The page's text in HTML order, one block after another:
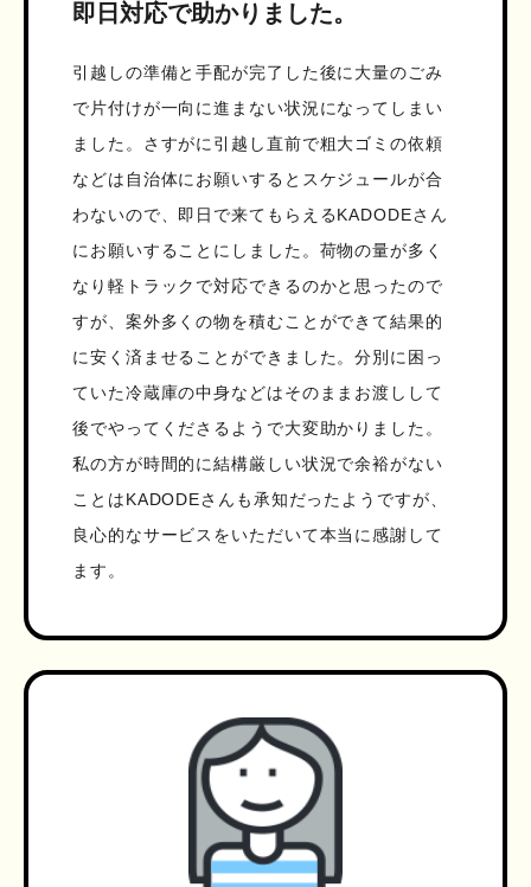
即日対応で助かりました。
引越しの準備と手配が完了した後に大量のごみ
で片付けが一向に進まない状況になってしまい
ました。さすがに引越し直前で粗大ゴミの依頼
などは自治体にお願いするとスケジュールが合
わないので、即日で来てもらえるKADODEさん
にお願いすることにしました。荷物の量が多く
なり軽トラックで対応できるのかと思ったので
すが、案外多くの物を積むことができて結果的
に安く済ませることができました。分別に困っ
ていた冷蔵庫の中身などはそのままお渡しして
後でやってくださるようで大変助かりました。
私の方が時間的に結構厳しい状況で余裕がない
ことはKADODEさんも承知だったようですが、
良心的なサービスをいただいて本当に感謝して
ます。